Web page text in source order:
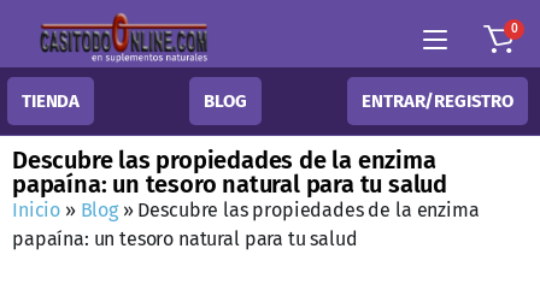
0
TIENDA BLOG ENTRAR/REGISTRO
Descubre las propiedades de la enzima
papaína: un tesoro natural para tu salud
Inicio » Blog» Descubre las propiedades de la enzima
papaína: un tesoro natural para tu salud